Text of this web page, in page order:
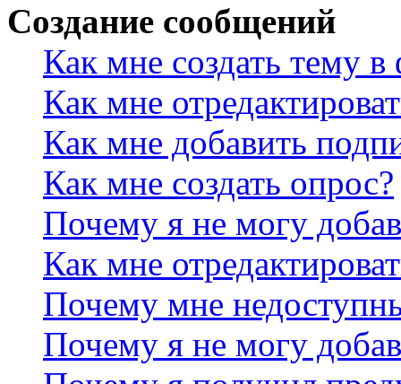
Создание сообщений
Как мне создать тему
Как мне
Как мне добавить
Как мне создать опрос?
Почему я не могу
Как мне
Почему мне
Почему я не могу